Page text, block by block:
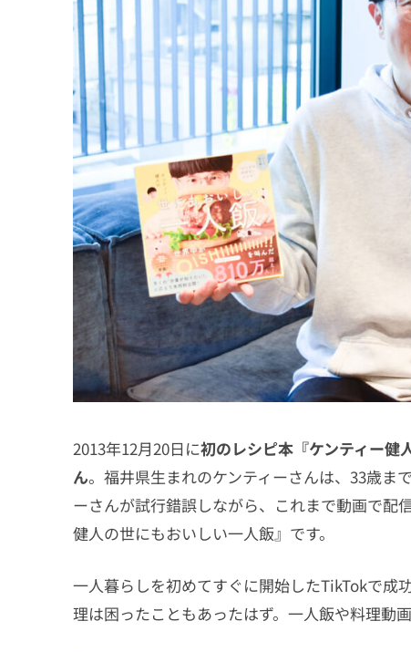
2013年12月20日に初のレシピ本『ケンティー健
ん。福井県生まれのケンティーさんは、33歳ま
ーさんが試行錯誤しながら、これまで動画で配
健人の世にもおいしい一人飯』です。
一人暮らしを初めてすぐに開始したTikTokで成
理は困ったこともあったはず。一人飯や料理動